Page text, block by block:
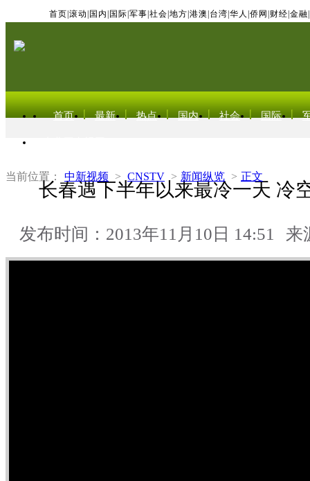
首页 滚动 国内 国际 军事 社会 地方 港澳 台湾 华人 侨网 财经 金融
首页 最新 热点 国内 社会 国际
当前位置： 中新视频 > CNSTV > 新闻纵览 > 正文
长春遇下半年以来最冷一天 冷
发布时间：2013年11月10日 14:51 来